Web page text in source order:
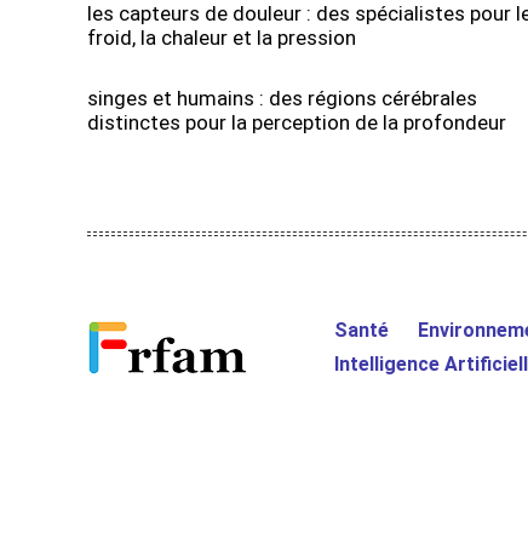
les capteurs de douleur : des spécialistes pour
froid, la chaleur et la pression
singes et humains : des régions cérébrales
distinctes pour la perception de la profondeur
Santé
Intelligence